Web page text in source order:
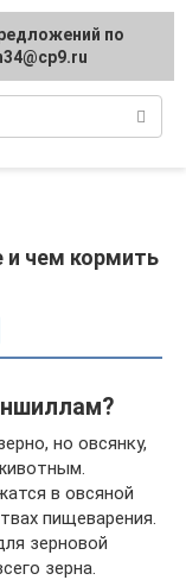
чем кормить
но овсянку,
в овсяной
пищеварения.
зерновой
зерна.
по